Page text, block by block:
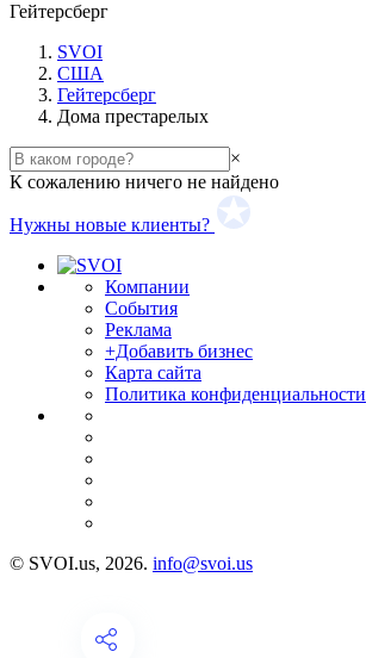
Гейтерсберг
SVOI
США
Гейтерсберг
Дома престарелых
×
К сожалению ничего не найдено
Нужны новые клиенты?
Компании
События
Реклама
+Добавить бизнес
Карта сайта
Политика конфиденциальности
© SVOI.us, 2026. info@svoi.us